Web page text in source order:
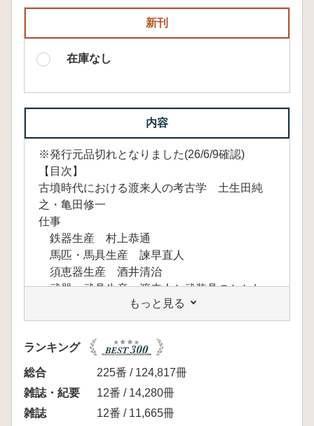
新刊
在庫なし
内容
※発行元品切れとなりました(26/6/9確認)
【目次】
古墳時代における渡来人の考古学 土生田純
之・亀田修一
仕事
鉄器生産 村上恭通
馬匹・馬具生産 諫早直人
須恵器生産 酒井清治
武器・武具生産 渡来人と武装具のかかわ
装身具生産 高田貫太・金跳咏
土木技術(古墳構築・築堤・道路) 青木 敬
暮らす・葬る
集落 武末純一
竈 高久健二
石室(竪穴式・横穴式) 右島和夫
もっと見る
ランキング
総合
225番 / 124,817冊
雑誌・紀要
12番 / 14,280冊
雑誌
12番 / 11,665冊